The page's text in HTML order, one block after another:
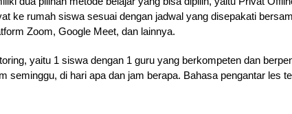
ke rumah siswa sesuai dengan jadwal yang disepakati
Zoom, Google Meet, dan lainnya.
yaitu 1 siswa dengan 1 guru yang berkompeten dan
seminggu, di hari apa dan jam berapa. Bahasa pengantar les